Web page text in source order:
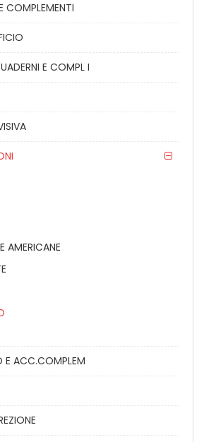
COMPLEMENTI
E COMPL I
AMERICANE
E ACC.COMPLEM